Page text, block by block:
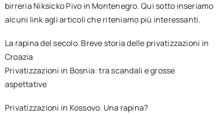
birreria Niksicko Pivo in Montenegro. Qui sotto inseriamo
alcuni link agli articoli che riteniamo più interessanti.
La rapina del secolo. Breve storia delle privatizzazioni in
Croazia
Privatizzazioni in Bosnia: tra scandali e grosse
aspettative
Privatizzazioni in Kossovo. Una rapina?